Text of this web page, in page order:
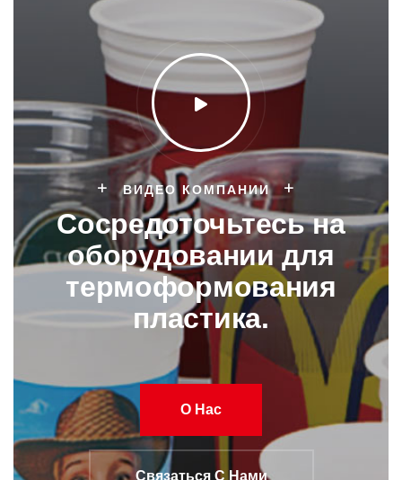
ВИДЕО КОМПАНИИ
Сосредоточьтесь на
оборудовании для
термоформования
пластика.
О Нас
Связаться С Нами